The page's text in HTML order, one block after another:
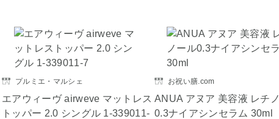
プルミエ・マルシェ
エアウィーヴ airweve マットレス
トッパー 2.0 シングル 1-339011-
お祝い膳.com
ANUA アヌア 美容液 レチ
0.3ナイアシンセラム 30ml